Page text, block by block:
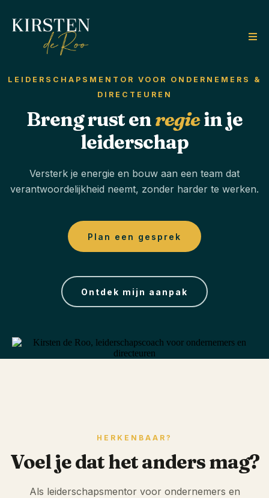
LEIDERSCHAPSMENTOR VOOR ONDERNEMERS &
DIRECTEUREN
Breng rust enregiein je
leiderschap
Versterk je energie en bouw aan een team dat
verantwoordelijkheid neemt, zonder harder te werken.
Plan een gesprek
Ontdek mijn aanpak
HERKENBAAR?
Voel je dat het anders mag?
Als leiderschapsmentor voor ondernemers en